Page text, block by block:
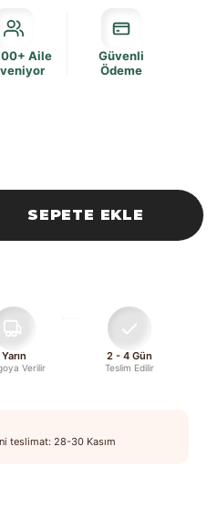
Aile
Güvenli
Ödeme
SEPETE EKLE
Yarın
Verilir
2 - 4 Gün
Teslim Edilir
teslimat: 28-30 Kasım